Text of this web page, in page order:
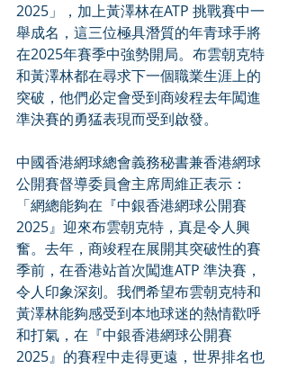
2025」，加上黃澤林在ATP 挑戰賽中一
舉成名，這三位極具潛質的年青球手將
在2025年賽季中強勢開局。布雲朝克特
和黃澤林都在尋求下一個職業生涯上的
突破，他們必定會受到商竣程去年闖進
準決賽的勇猛表現而受到啟發。
中國香港網球總會義務秘書兼香港網球
公開賽督導委員會主席周維正表示：
「網總能夠在『中銀香港網球公開賽
2025』迎來布雲朝克特，真是令人興
奮。去年，商竣程在展開其突破性的賽
季前，在香港站首次闖進ATP 準決賽，
令人印象深刻。我們希望布雲朝克特和
黃澤林能夠感受到本地球迷的熱情歡呼
和打氣，在『中銀香港網球公開賽
2025』的賽程中走得更遠，世界排名也